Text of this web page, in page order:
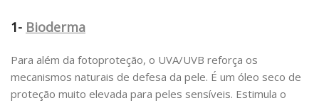
1- Bioderma
Para além da fotoproteção, o UVA/UVB reforça os
mecanismos naturais de defesa da pele. É um óleo seco de
proteção muito elevada para peles sensíveis. Estimula o